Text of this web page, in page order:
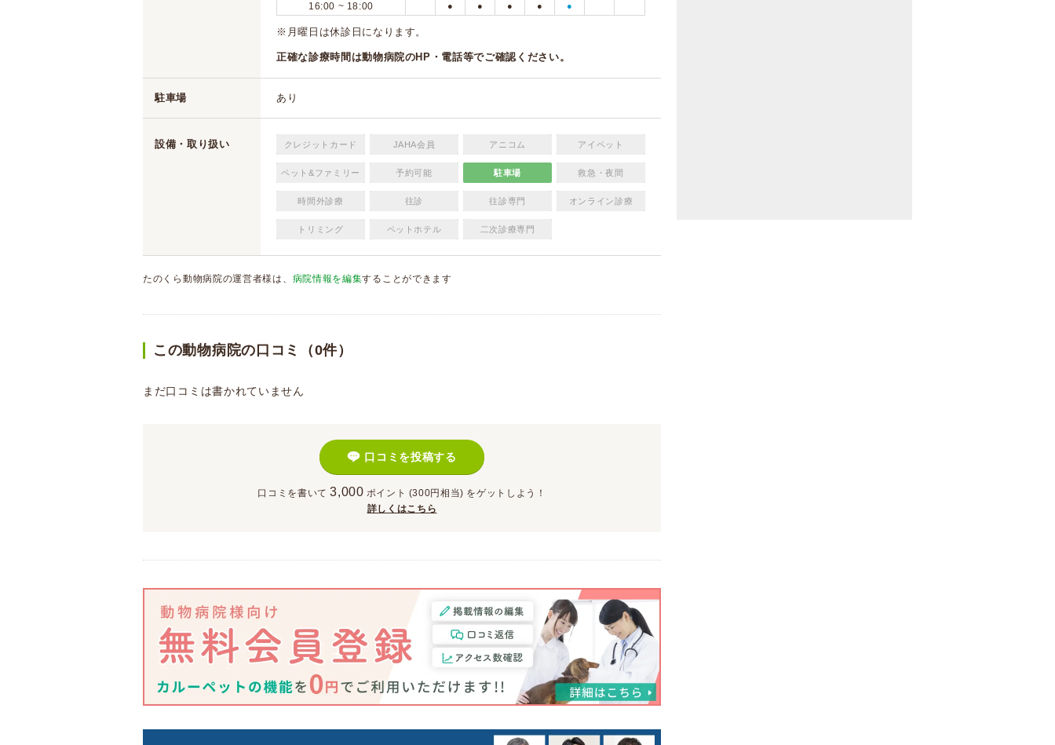
16:00 ~ 18:00 ● ● ● ● ●
※月曜日は休診日になります。
正確な診療時間は動物病院のHP・電話等でご確認ください。
駐車場 あり
設備・取り扱い クレジットカード JAHA会員 アニコム アイペット
ペット&ファミリー 予約可能 駐車場 救急・夜間
時間外診療 往診 往診専門 オンライン診療
トリミング ペットホテル 二次診療専門
たのくら動物病院の運営者様は、 病院情報を編集することができます
この動物病院の口コミ（0件）
まだ口コミは書かれていません
口コミを投稿する
口コミを書いて 3,000 ポイント (300円相当) をゲットしよう！
詳しくはこちら